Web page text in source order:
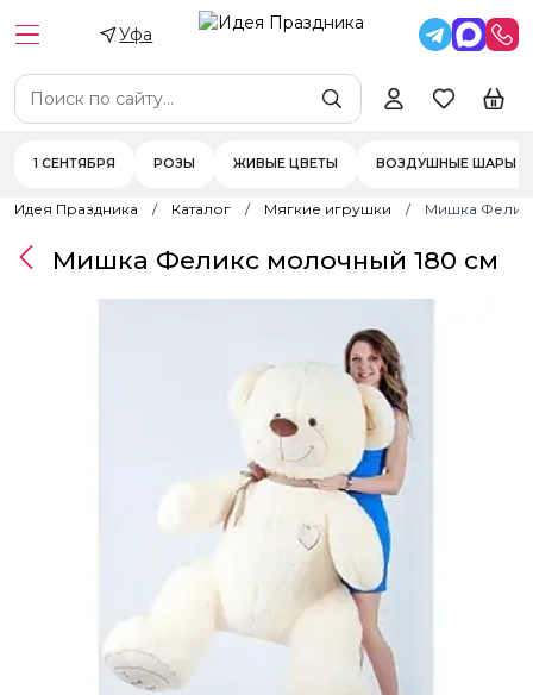
Уфа
1 СЕНТЯБРЯ РОЗЫ ЖИВЫЕ ЦВЕТЫ ВОЗДУШНЫЕ ШАРЫ
Идея Праздника Каталог Мягкие игрушки Мишка
Мишка Феликс молочный 180 см